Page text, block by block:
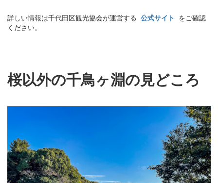
詳しい情報は千代田区観光協会が運営する 公式サイト をご確認
ください。
桜以外の千鳥ヶ淵の見どころ